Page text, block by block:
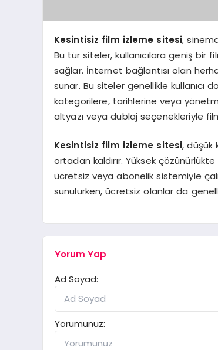
Kesintisiz film izleme sitesi,
Bu tür siteler, kullanıcılara geniş bir
sağlar. İnternet bağlantısı olan
sunar. Bu siteler genellikle kullanıcı
kategorilere, tarihlerine veya
altyazı veya dublaj seçenekleriyle
Kesintisiz film izleme sitesi, düşük
ortadan kaldırır. Yüksek
ücretsiz veya abonelik sistemiyle
sunulurken, ücretsiz olanlar da
Yorum Yap
Ad Soyad:
Yorumunuz: